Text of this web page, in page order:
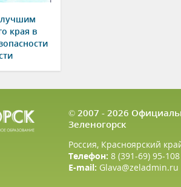
лучшим
края в
© 2007 - 2026
Зеленогорск
Россия, Красноярский
Телефон: 8 (391-69) 95-108
E-mail: Glava@zeladmin.ru